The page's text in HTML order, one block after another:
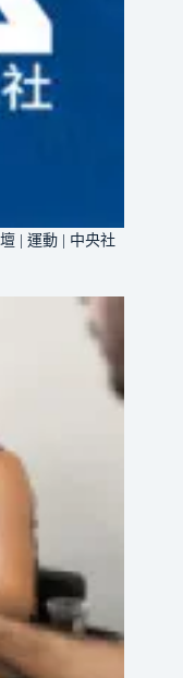
| 運動 | 中央社